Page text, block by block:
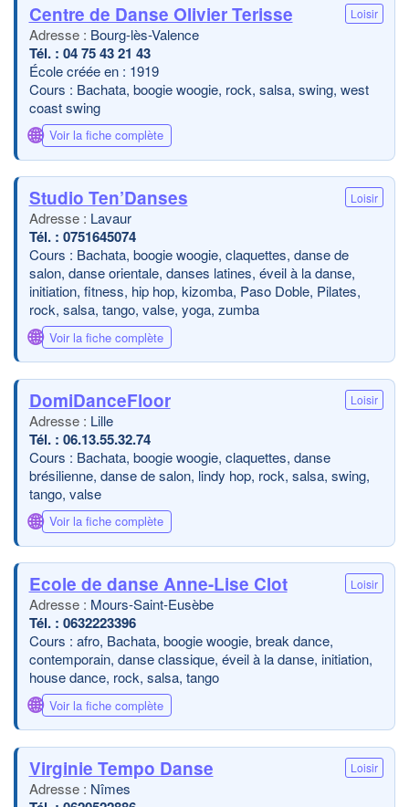
Centre de Danse Olivier Terisse Loisir
Bourg-lès-Valence
04 75 43 21 43
École créée en : 1919
Cours : Bachata, boogie woogie, rock, salsa, swing, west
coast swing
🌐 Voir la fiche complète
Studio Ten’Danses Loisir
Lavaur
0751645074
Cours : Bachata, boogie woogie, claquettes, danse de
salon, danse orientale, danses latines, éveil à la danse,
initiation, fitness, hip hop, kizomba, Paso Doble, Pilates,
rock, salsa, tango, valse, yoga, zumba
🌐 Voir la fiche complète
DomiDanceFloor Loisir
Lille
06.13.55.32.74
Cours : Bachata, boogie woogie, claquettes, danse
brésilienne, danse de salon, lindy hop, rock, salsa, swing,
tango, valse
🌐 Voir la fiche complète
Ecole de danse Anne-Lise Clot Loisir
Mours-Saint-Eusèbe
0632223396
Cours : afro, Bachata, boogie woogie, break dance,
contemporain, danse classique, éveil à la danse, initiation,
house dance, rock, salsa, tango
🌐 Voir la fiche complète
Virginie Tempo Danse Loisir
Nîmes